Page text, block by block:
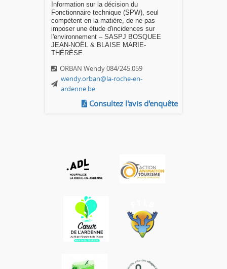
Information sur la décision du
Fonctionnaire technique (SPW), seul
compétent en la matière, de ne pas
imposer une étude d'incidences sur
l'environnement – SASPJ BOSQUEE
JEAN-NOËL & BLAISE MARIE-
THÉRÈSE
ORBAN Wendy 084/245.059
wendy.orban@la-roche-en-
ardenne.be
Consultez l'avis d'enquête